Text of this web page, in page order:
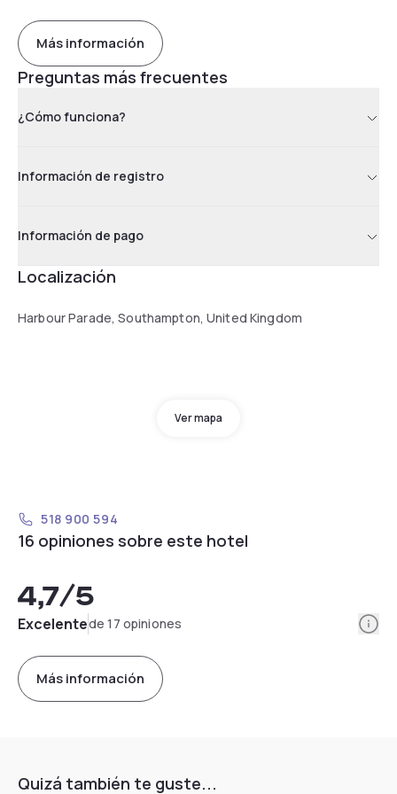
Más información
Preguntas más frecuentes
¿Cómo funciona?
Información de registro
Información de pago
Localización
Harbour Parade, Southampton, United Kingdom
Ver mapa
518 900 594
16 opiniones sobre este hotel
4,7/5
Excelentede 17 opiniones
Más información
Quizá también te guste...